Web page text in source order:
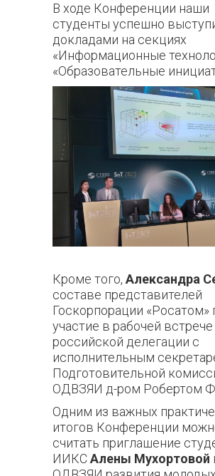
В ходе Конференции наши
студенты успешно
докладами на секциях
«Информационные
«Образовательные
Кроме того, Александра
составе представителей
Госкорпорации «Росатом»
участие в рабочей встрече
российской делегации с
исполнительным
Подготовительной
ОДВЗЯИ д-ром Робертом
Одним из важных
итогов Конференции
считать приглашение
ИИКСАлены Мухортовой